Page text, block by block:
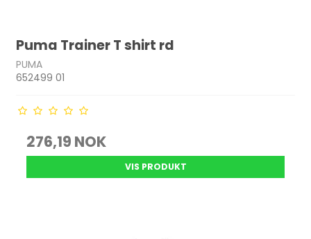
Puma Trainer T shirt rd
PUMA
652499 01
276,19 NOK
VIS PRODUKT